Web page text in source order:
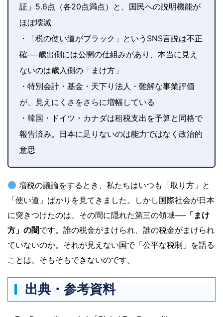
証」5.6点（各20点満点）と、国民への説明機能が
ほぼ壊滅
・「税の使い道がブラック」というSNS言説は不正
確──歳出側には公開の仕組みがあり、本当に見え
ないのは歳入側の「まけ方」
・特別会計・基金・天下り法人・難解な事業評価
が、見えにくさをさらに増幅している
・韓国・ドイツ・カナダは租税支出を予算と同格で
報告済み。日本に足りないのは能力ではなく政治的
意思
増税の議論をするとき、私たちはいつも「取り方」と
「使い道」ばかりを見てきました。しかし国際社会が日本
に突きつけたのは、その間に隠れた第三の領域──「まけ
方」の闇です。誰の税金がまけられ、誰の税金がまけられ
ていないのか。それが見えない国で「公平な税制」を語る
ことは、そもそもできないのです。
出典・参考資料